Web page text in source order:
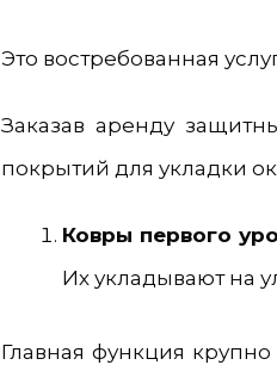
Это востребованная
Заказав аренду
покрытий для укладки
Ковры первого
Их укладывают на
Главная функция